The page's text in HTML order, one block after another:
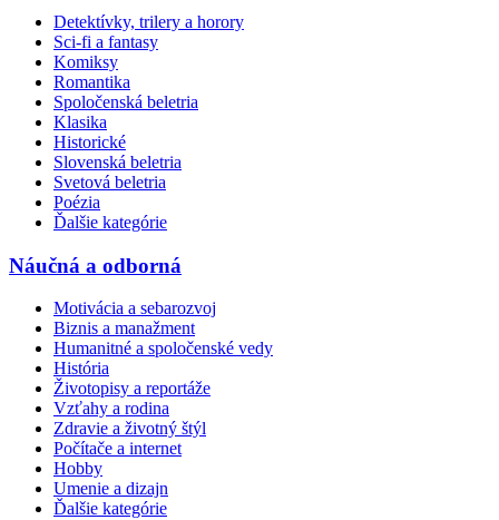
Detektívky, trilery a horory
Sci-fi a fantasy
Komiksy
Romantika
Spoločenská beletria
Klasika
Historické
Slovenská beletria
Svetová beletria
Poézia
Ďalšie kategórie
Náučná a odborná
Motivácia a sebarozvoj
Biznis a manažment
Humanitné a spoločenské vedy
História
Životopisy a reportáže
Vzťahy a rodina
Zdravie a životný štýl
Počítače a internet
Hobby
Umenie a dizajn
Ďalšie kategórie